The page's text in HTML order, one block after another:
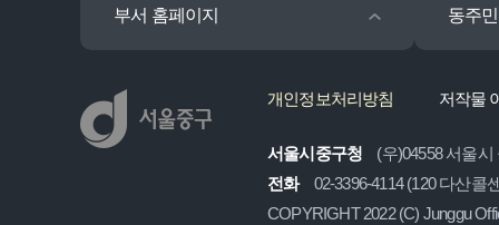
부서 홈페이지 동주
개인정보처리방침 저작물
서울시중구청
(우)04558 서울
전화
02-3396-4114 (120 다산콜
COPYRIGHT 2022 (C) Junggu